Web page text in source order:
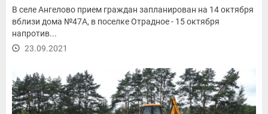
В селе Ангелово прием граждан запланирован на 14 октября
вблизи дома №47А, в поселке Отрадное - 15 октября
напротив...
23.09.2021